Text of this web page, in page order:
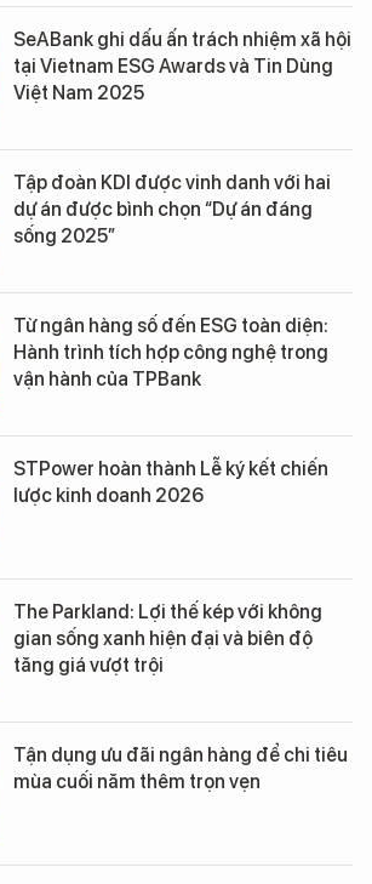
SeABank ghi dấu ấn trách nhiệm xã hội
tại Vietnam ESG Awards và Tin Dùng
Việt Nam 2025
Tập đoàn KDI được vinh danh với hai
dự án được bình chọn “Dự án đáng
sống 2025”
Từ ngân hàng số đến ESG toàn diện:
Hành trình tích hợp công nghệ trong
vận hành của TPBank
STPower hoàn thành Lễ ký kết chiến
lược kinh doanh 2026
The Parkland: Lợi thế kép với không
gian sống xanh hiện đại và biên độ
tăng giá vượt trội
Tận dụng ưu đãi ngân hàng để chi tiêu
mùa cuối năm thêm trọn vẹn